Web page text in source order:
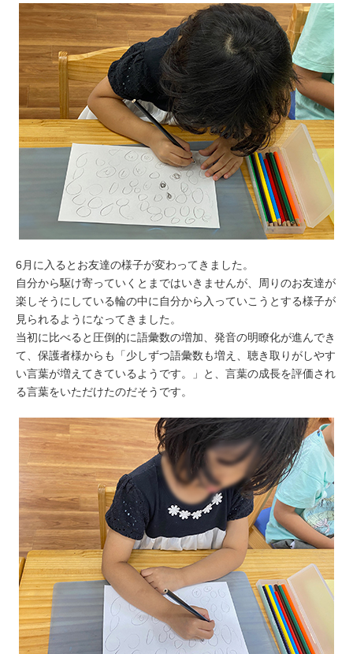
6月に入るとお友達の様子が変わってきました。
自分から駆け寄っていくとまではいきませんが、周りのお友達が
楽しそうにしている輪の中に自分から入っていこうとする様子が
見られるようになってきました。
当初に比べると圧倒的に語彙数の増加、発音の明瞭化が進んでき
て、保護者様からも「少しずつ語彙数も増え、聴き取りがしやす
い言葉が増えてきているようです。」と、言葉の成長を評価され
る言葉をいただけたのだそうです。